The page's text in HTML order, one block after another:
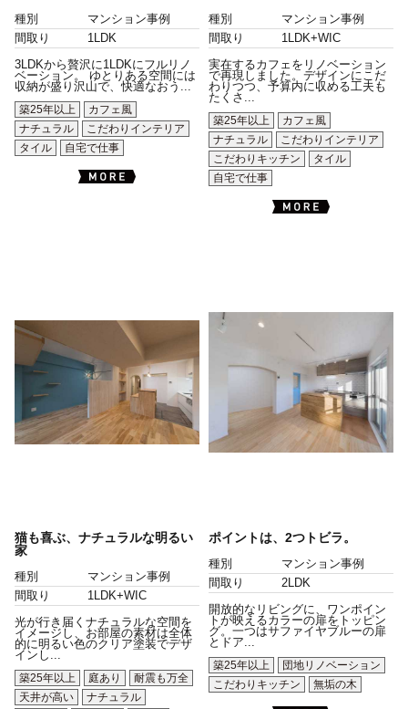
種別
マンション事例
間取り
1LDK
3LDKから贅沢に1LDKにフルリノ
ベーション。 ゆとりある空間には
収納が盛り沢山で、快適なおう...
築25年以上
カフェ風
ナチュラル
こだわりインテリア
タイル
自宅で仕事
種別
マンション事例
間取り
1LDK+WIC
実在するカフェをリノベーション
で再現しました。デザインにこだ
わりつつ、予算内に収める工夫も
たくさ...
築25年以上
カフェ風
ナチュラル
こだわりインテリア
こだわりキッチン
タイル
自宅で仕事
猫も喜ぶ、ナチュラルな明るい
家
種別
マンション事例
間取り
1LDK+WIC
光が行き届くナチュラルな空間を
イメージし、お部屋の素材は全体
的に明るい色のクリア塗装でデザ
インし...
築25年以上
庭あり
耐震も万全
天井が高い
ナチュラル
ポイントは、2つトビラ。
種別
マンション事例
間取り
2LDK
開放的なリビングに、ワンポイン
トが映えるカラーの扉をトッピン
グ。一つはサファイヤブルーの扉
とドア...
築25年以上
団地リノベーション
こだわりキッチン
無垢の木